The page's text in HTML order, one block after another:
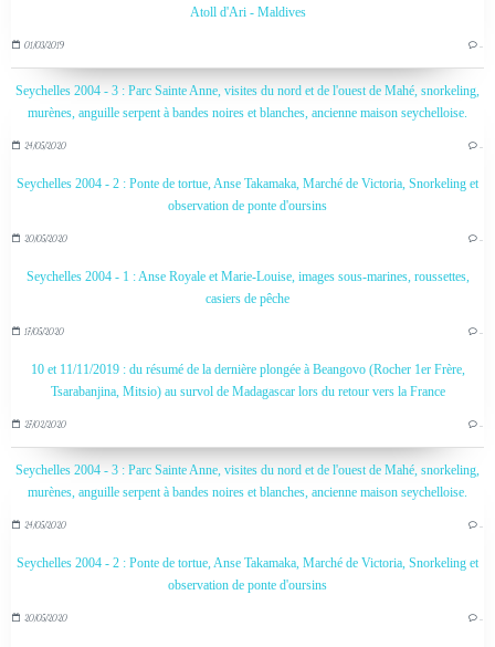
Atoll d'Ari - Maldives
01/03/2019 …
Seychelles 2004 - 3 : Parc Sainte Anne, visites du nord et de l'ouest de Mahé, snorkeling,
murènes, anguille serpent à bandes noires et blanches, ancienne maison seychelloise.
24/05/2020 …
Seychelles 2004 - 2 : Ponte de tortue, Anse Takamaka, Marché de Victoria, Snorkeling et
observation de ponte d'oursins
20/05/2020 …
Seychelles 2004 - 1 : Anse Royale et Marie-Louise, images sous-marines, roussettes,
casiers de pêche
17/05/2020 …
10 et 11/11/2019 : du résumé de la dernière plongée à Beangovo (Rocher 1er Frère,
Tsarabanjina, Mitsio) au survol de Madagascar lors du retour vers la France
27/02/2020 …
Seychelles 2004 - 3 : Parc Sainte Anne, visites du nord et de l'ouest de Mahé, snorkeling,
murènes, anguille serpent à bandes noires et blanches, ancienne maison seychelloise.
24/05/2020 …
Seychelles 2004 - 2 : Ponte de tortue, Anse Takamaka, Marché de Victoria, Snorkeling et
observation de ponte d'oursins
20/05/2020 …